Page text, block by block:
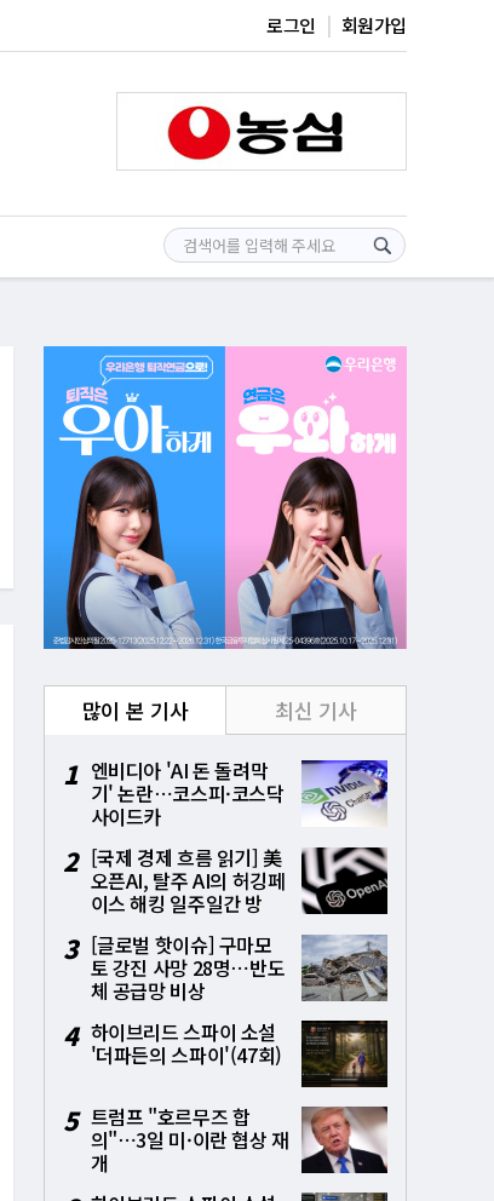
로그인 회원가입
많이 본 기사 최신 기사
1 엔비디아 'AI 돈 돌려막
기' 논란⋯코스피·코스닥
사이드카
2 [국제 경제 흐름 읽기] 美
오픈AI, 탈주 AI의 허깅페
이스 해킹 일주일간 방
3 [글로벌 핫이슈] 구마모
토 강진 사망 28명⋯반도
체 공급망 비상
4 하이브리드 스파이 소설
'더파든의 스파이'(47회)
5 트럼프 "호르무즈 합
의"⋯3일 미·이란 협상 재
개